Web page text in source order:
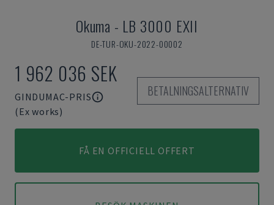
Okuma - LB 3000 EXII
DE-TUR-OKU-2022-00002
1 962 036 SEK
GINDUMAC-PRIS
(Ex works)
BETALNINGSALTERNATIV
FÅ EN OFFICIELL OFFERT